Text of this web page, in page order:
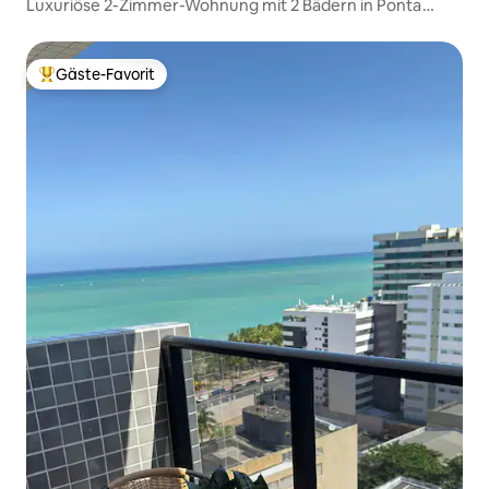
Luxuriöse 2-Zimmer-Wohnung mit 2 Bädern in Ponta
Beliebter Gäste-Favorit.
Gäste-Favorit